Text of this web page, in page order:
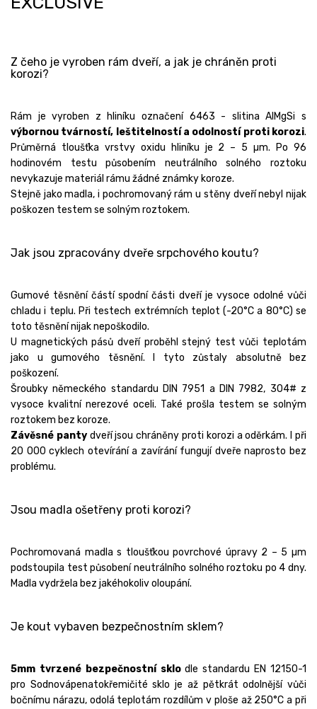
Z čeho je vyroben rám dveří, a jak je chráněn proti
korozi?
Rám je vyroben z hliníku označení 6463 - slitina AlMgSi s
výbornou tvárností, leštitelností a odolností proti korozi.
Průměrná tloušťka vrstvy oxidu hliníku je 2 – 5 µm. Po 96
hodinovém testu působením neutrálního solného roztoku
nevykazuje materiál rámu žádné známky koroze.
Stejně jako madla, i pochromovaný rám u stěny dveří nebyl nijak
poškozen testem se solným roztokem.
Jak jsou zpracovány dveře srpchového koutu?
Gumové těsnění částí spodní části dveří je vysoce odolné vůči
chladu i teplu. Při testech extrémních teplot (-20°C a 80°C) se
toto těsnění nijak nepoškodilo.
U magnetických pásů dveří proběhl stejný test vůči teplotám
jako u gumového těsnění. I tyto zůstaly absolutně bez
poškození.
Šroubky německého standardu DIN 7951 a DIN 7982, 304# z
vysoce kvalitní nerezové oceli. Také prošla testem se solným
roztokem bez koroze.
Závěsné pantydveří jsou chráněny proti korozi a oděrkám. I při
20 000 cyklech otevírání a zavírání fungují dveře naprosto bez
problému.
Jsou madla ošetřeny proti korozi?
Pochromovaná madla s tloušťkou povrchové úpravy 2 – 5 µm
podstoupila test působení neutrálního solného roztoku po 4 dny.
Madla vydržela bez jakéhokoliv oloupání.
Je kout vybaven bezpečnostním sklem?
5mm tvrzené bezpečnostní sklodle standardu EN 12150-1
pro Sodnovápenatokřemičité sklo je až pětkrát odolnější vůči
bočnímu nárazu, odolá teplotám rozdílům v ploše až 250°C a při